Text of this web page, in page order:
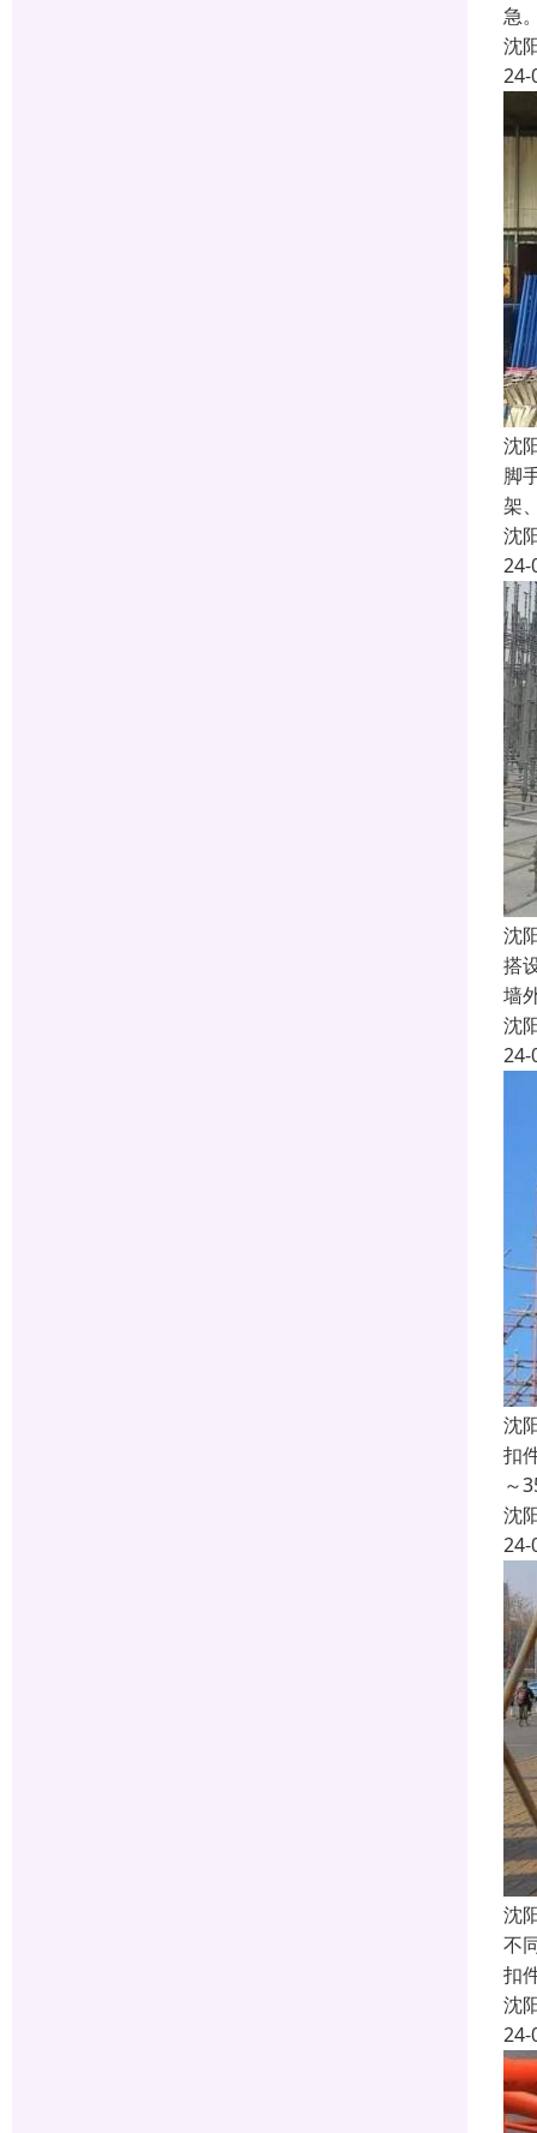
急
沈
24-
沈
脚
架
沈
24-
沈
搭
墙
沈
24-
沈
扣
～
沈
24-
沈
不
扣
沈
24-